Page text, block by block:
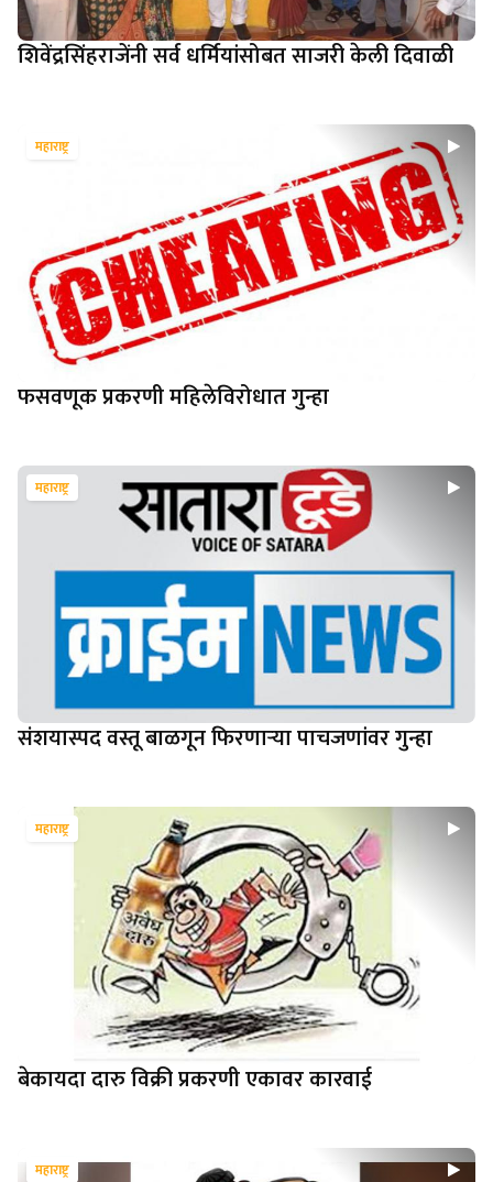
शिवेंद्रसिंहराजेंनी सर्व धर्मियांसोबत साजरी केली दिवाळी
महाराष्ट्र
फसवणूक प्रकरणी महिलेविरोधात गुन्हा
महाराष्ट्र
संशयास्पद वस्तू बाळगून फिरणार्‍या पाचजणांवर गुन्हा
महाराष्ट्र
बेकायदा दारु विक्री प्रकरणी एकावर कारवाई
महाराष्ट्र